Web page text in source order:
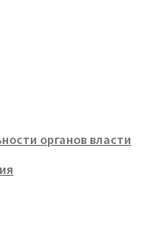
органов власти